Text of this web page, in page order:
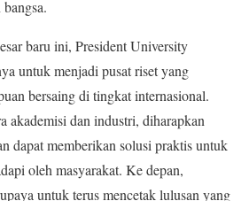
baru ini, President University
untuk menjadi pusat riset yang
bersaing di tingkat internasional.
akademisi dan industri, diharapkan
dapat memberikan solusi praktis untuk
oleh masyarakat. Ke depan,
untuk terus mencetak lulusan yang